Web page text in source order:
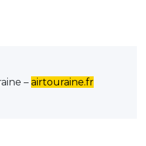
– airtouraine.fr